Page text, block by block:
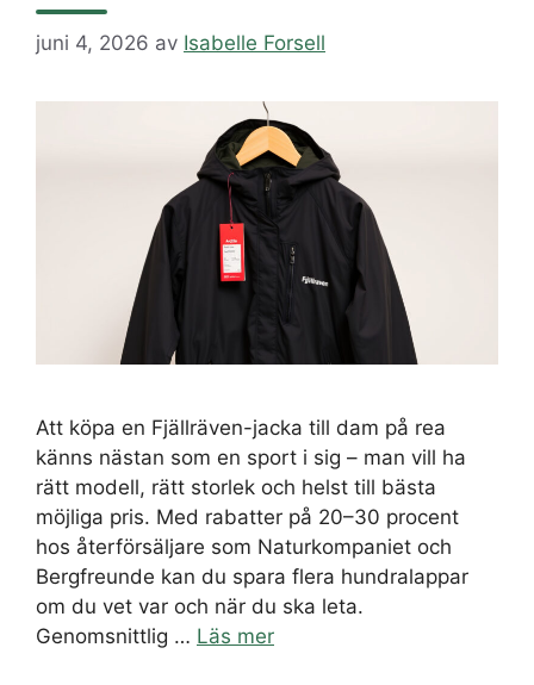
juni 4, 2026 av Isabelle Forsell
Att köpa en Fjällräven-jacka till dam på rea
känns nästan som en sport i sig – man vill ha
rätt modell, rätt storlek och helst till bästa
möjliga pris. Med rabatter på 20–30 procent
hos återförsäljare som Naturkompaniet och
Bergfreunde kan du spara flera hundralappar
om du vet var och när du ska leta.
Genomsnittlig … Läs mer